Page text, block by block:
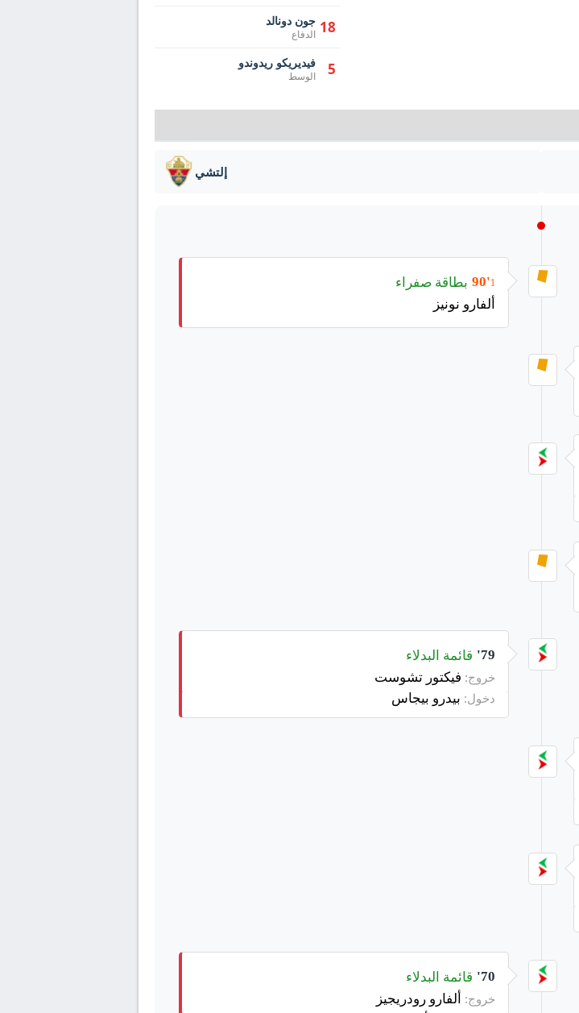
18 جون دونالد
الدفاع
5 فيديريكو ريدوندو
الوسط
إلتشي
90'1
بطاقة صفراء
ألفارو نونيز
79' قائمة البدلاء
خروج: فيكتور تشوست
دخول: بيدرو بيجاس
70' قائمة البدلاء
خروج: ألفارو رودريجيز